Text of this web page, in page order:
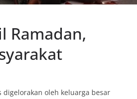
Ramadan,
digelorakan oleh keluarga besar